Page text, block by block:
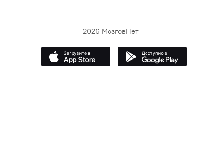
2026 МозговНет